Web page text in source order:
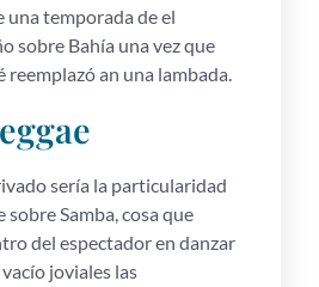
una temporada de el
sobre Bahía una vez que
an una lambada.
serí­a la particularidad
Samba, cosa que
del espectador en danzar
joviales las